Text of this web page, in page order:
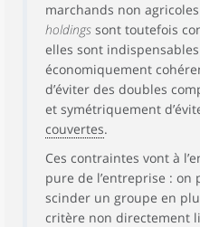
marchands non
holdings sont toutefois
elles sont
économiquement
d’éviter des doubles
et symétriquement
couvertes.
Ces contraintes vont à
pure de l’entreprise : on
scinder un groupe en
critère non directement